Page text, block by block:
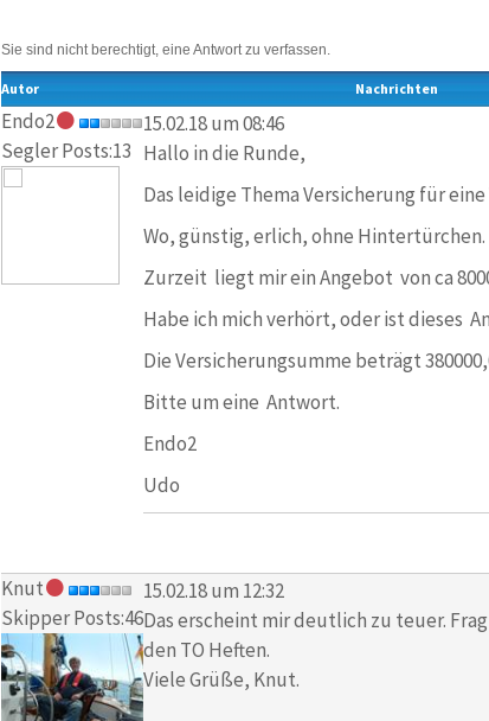
Sie sind nicht berechtigt, eine Antwort zu verfassen.
Autor Nachrichten
Endo2
Segler Posts:13
15.02.18 um 08:46
Hallo in die Runde,
Das leidige Thema Versicherung für
Wo, günstig, erlich, ohne Hintertürchen.
Zurzeit liegt mir ein Angebot von ca
Habe ich mich verhört, oder ist dieses
Die Versicherungsumme beträgt
Bitte um eine Antwort.
Endo2
Udo
Knut
Skipper Posts:46
15.02.18 um 12:32
Das erscheint mir deutlich zu teuer.
den TO Heften.
Viele Grüße, Knut.